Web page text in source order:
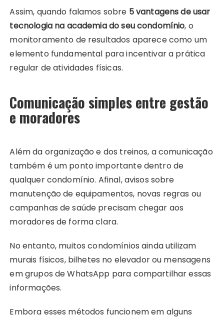
Assim, quando falamos sobre 5 vantagens de usar
tecnologia na academia do seu condomínio, o
monitoramento de resultados aparece como um
elemento fundamental para incentivar a prática
regular de atividades físicas.
Comunicação simples entre gestão
e moradores
Além da organização e dos treinos, a comunicação
também é um ponto importante dentro de
qualquer condomínio. Afinal, avisos sobre
manutenção de equipamentos, novas regras ou
campanhas de saúde precisam chegar aos
moradores de forma clara.
No entanto, muitos condomínios ainda utilizam
murais físicos, bilhetes no elevador ou mensagens
em grupos de WhatsApp para compartilhar essas
informações.
Embora esses métodos funcionem em alguns